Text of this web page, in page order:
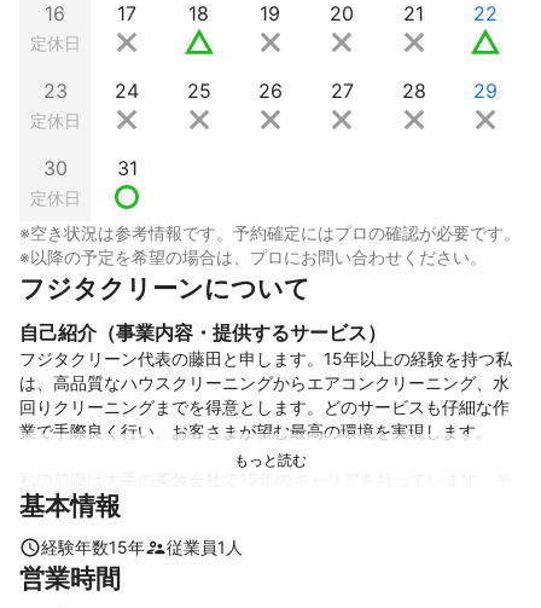
16
定休日
17 18 19 20 21 22
23
定休日
24 25 26 27 28 29
30
定休日
31
※空き状況は参考情報です。予約確定にはプロの確認が必要です。
※以降の予定を希望の場合は、プロにお問い合わせください。
フジタクリーンについて
自己紹介（事業内容・提供するサービス）
フジタクリーン代表の藤田と申します。15年以上の経験を持つ私
は、高品質なハウスクリーニングからエアコンクリーニング、水
回りクリーニングまでを得意とします。どのサービスも仔細な作
業で手際良く行い、お客さまが望む最高の環境を実現します。
の中で確かな知識と技術を磨き、私たちが提供する各種クリーニ
誠実な対応を心掛けており、お客さまが抱える問題を解決するた
めの最適な解決策を提供します。
基本情報
経験年数15年 従業員1 人
営業時間